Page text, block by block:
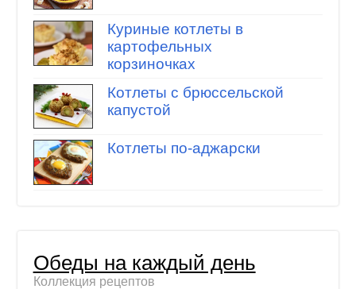
Куриные котлеты в
картофельных
корзиночках
Котлеты с брюссельской
капустой
Котлеты по-аджарски
Обеды на каждый день
Коллекция рецептов